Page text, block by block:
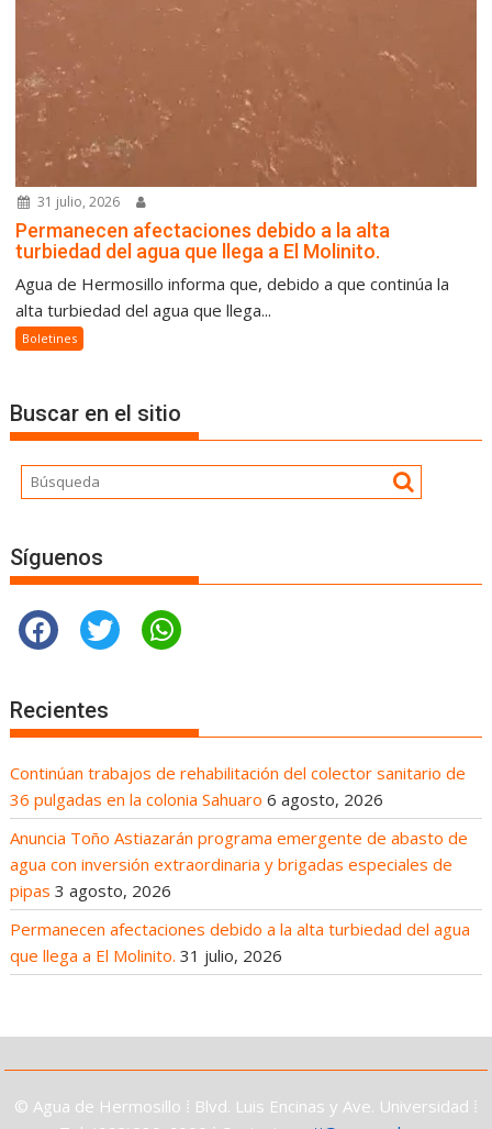
31 julio, 2026
Permanecen afectaciones debido a la alta
turbiedad del agua que llega a El Molinito.
Agua de Hermosillo informa que, debido a que continúa la
alta turbiedad del agua que llega...
Boletines
Buscar en el sitio
Síguenos
Recientes
Continúan trabajos de rehabilitación del colector sanitario de
36 pulgadas en la colonia Sahuaro 6 agosto, 2026
Anuncia Toño Astiazarán programa emergente de abasto de
agua con inversión extraordinaria y brigadas especiales de
pipas 3 agosto, 2026
Permanecen afectaciones debido a la alta turbiedad del agua
que llega a El Molinito. 31 julio, 2026
© Agua de Hermosillo ⁞ Blvd. Luis Encinas y Ave. Universidad ⁞